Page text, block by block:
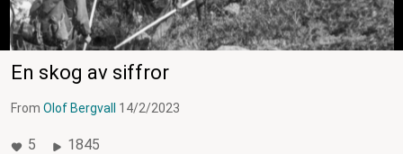
En skog av siffror
From Olof Bergvall 14/2/2023
5 1845